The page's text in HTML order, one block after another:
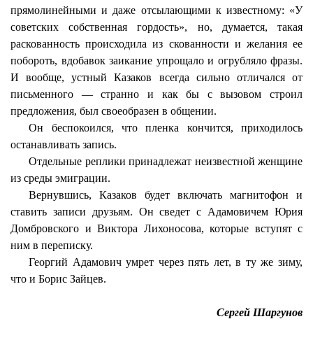
прямолинейными и даже отсылающими к известному: «У
советских собственная гордость», но, думается, такая
раскованность происходила из скованности и желания ее
побороть, вдобавок заикание упрощало и огрубляло фразы.
И вообще, устный Казаков всегда сильно отличался от
письменного — странно и как бы с вызовом строил
предложения, был своеобразен в общении.
Он беспокоился, что пленка кончится, приходилось
останавливать запись.
Отдельные реплики принадлежат неизвестной женщине
из среды эмиграции.
Вернувшись, Казаков будет включать магнитофон и
ставить записи друзьям. Он сведет с Адамовичем Юрия
Домбровского и Виктора Лихоносова, которые вступят с
ним в переписку.
Георгий Адамович умрет через пять лет, в ту же зиму,
что и Борис Зайцев.
Сергей Шаргунов